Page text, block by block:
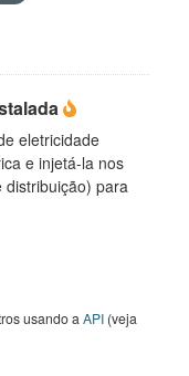
eletricidade
e injetá-la nos
distribuição) para
usando a API (veja